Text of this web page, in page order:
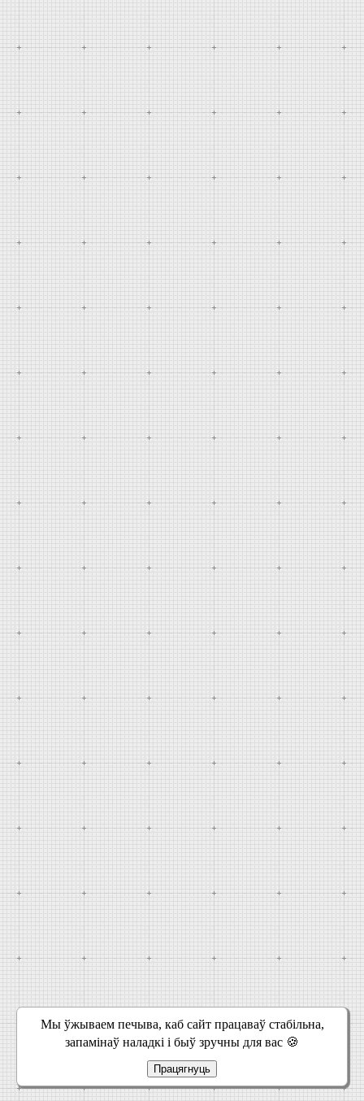
Мы ўжываем печыва, каб сайт працаваў стабільна,
запамінаў наладкі і быў зручны для вас 🍪
Працягнуць